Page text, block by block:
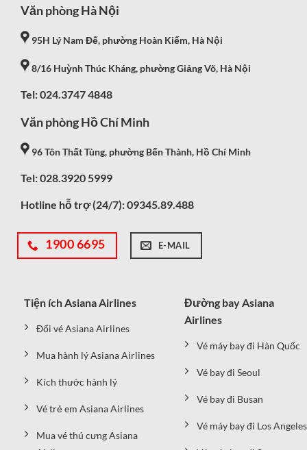
Văn phòng Hà Nội
95H Lý Nam Đế, phường Hoàn Kiếm, Hà Nội
8/16 Huỳnh Thúc Kháng, phường Giảng Võ, Hà Nội
Tel: 024.3747 4848
Văn phòng Hồ Chí Minh
96 Tôn Thất Tùng, phường Bến Thành, Hồ Chí Minh
Tel: 028.3920 5999
Hotline hỗ trợ (24/7):09345.89.488
1900 6695 E-MAIL
Tiện ích Asiana Airlines
Đổi vé Asiana Airlines
Mua hành lý Asiana Airlines
Kích thước hành lý
Vé trẻ em Asiana Airlines
Mua vé thú cưng Asiana
Đường bay Asiana
Airlines
Vé máy bay đi Hàn Quốc
Vé bay đi Seoul
Vé bay đi Busan
Vé máy bay đi Los Angeles